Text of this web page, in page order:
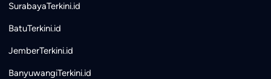
SurabayaTerkini.id
BatuTerkini.id
JemberTerkini.id
BanyuwangiTerkini.id